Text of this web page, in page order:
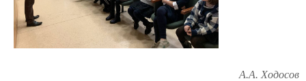
А.А. Ходосов